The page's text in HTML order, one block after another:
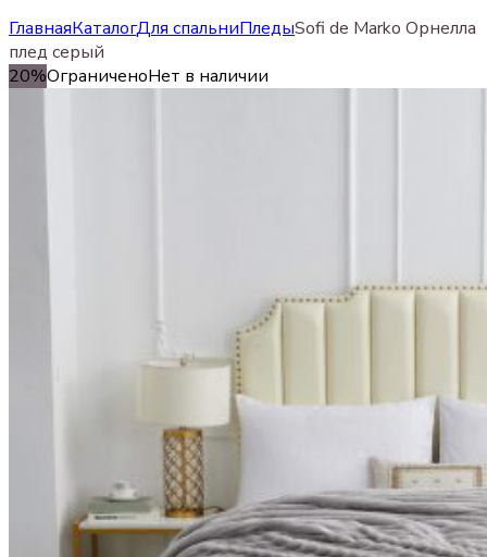
ГлавнаяКаталогДля спальниПледыSofi de Marko Орнелла
плед серый
20%ОграниченоНет в наличии